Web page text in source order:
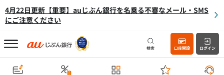
4月22日更新【重要】auじぶん銀行を名乗る不審なメール・SMS
にご注意ください
検索 口座開設 ログイン